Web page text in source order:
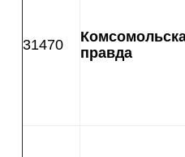
31470
правда